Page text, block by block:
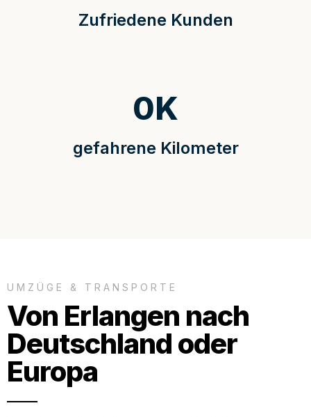
Zufriedene Kunden
gefahrene Kilometer
0K
UMZÜGE & TRANSPORTE
Von Erlangen nach
Deutschland oder
Europa